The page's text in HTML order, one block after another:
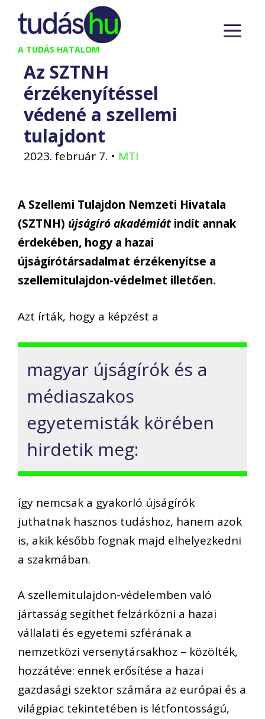
Kilépés
tartalomba
A TUDÁS HATALOM
Az SZTNH
érzékenyítéssel
védené a szellemi
tulajdont
2023. február 7. • MTI
A Szellemi Tulajdon Nemzeti Hivatala
(SZTNH) újságíró akadémiát indít annak
érdekében, hogy a hazai
újságírótársadalmat érzékenyítse a
szellemitulajdon-védelmet illetően.
Azt írták, hogy a képzést a
magyar újságírók és a
médiaszakos
egyetemisták körében
hirdetik meg:
így nemcsak a gyakorló újságírók
juthatnak hasznos tudáshoz, hanem azok
is, akik később fognak majd elhelyezkedni
a szakmában.
A szellemitulajdon-védelemben való
jártasság segíthet felzárkózni a hazai
vállalati és egyetemi szférának a
nemzetközi versenytársakhoz – közölték,
hozzátéve: ennek erősítése a hazai
gazdasági szektor számára az európai és a
világpiac tekintetében is létfontosságú,